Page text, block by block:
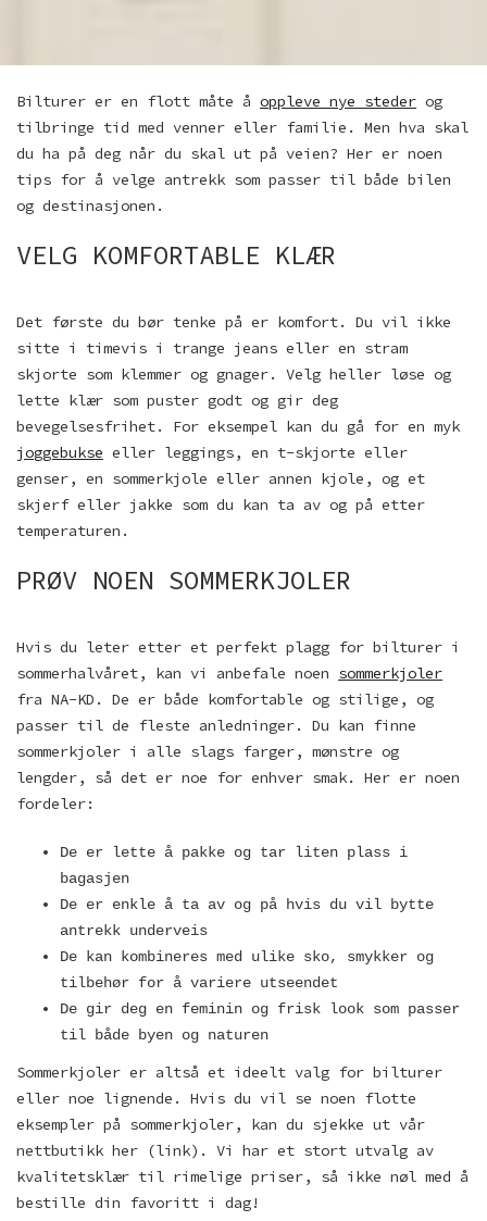
Bilturer er en flott måte å oppleve nye steder og
tilbringe tid med venner eller familie. Men hva skal
du ha på deg når du skal ut på veien? Her er noen
tips for å velge antrekk som passer til både bilen
og destinasjonen.
VELG KOMFORTABLE KLÆR
Det første du bør tenke på er komfort. Du vil ikke
sitte i timevis i trange jeans eller en stram
skjorte som klemmer og gnager. Velg heller løse og
lette klær som puster godt og gir deg
bevegelsesfrihet. For eksempel kan du gå for en myk
joggebukse eller leggings, en t-skjorte eller
genser, en sommerkjole eller annen kjole, og et
skjerf eller jakke som du kan ta av og på etter
temperaturen.
PRØV NOEN SOMMERKJOLER
Hvis du leter etter et perfekt plagg for bilturer i
sommerhalvåret, kan vi anbefale noen sommerkjoler
fra NA-KD. De er både komfortable og stilige, og
passer til de fleste anledninger. Du kan finne
sommerkjoler i alle slags farger, mønstre og
lengder, så det er noe for enhver smak. Her er noen
fordeler:
De er lette å pakke og tar liten plass i
bagasjen
De er enkle å ta av og på hvis du vil bytte
antrekk underveis
De kan kombineres med ulike sko, smykker og
tilbehør for å variere utseendet
De gir deg en feminin og frisk look som passer
til både byen og naturen
Sommerkjoler er altså et ideelt valg for bilturer
eller noe lignende. Hvis du vil se noen flotte
eksempler på sommerkjoler, kan du sjekke ut vår
nettbutikk her (link). Vi har et stort utvalg av
kvalitetsklær til rimelige priser, så ikke nøl med å
bestille din favoritt i dag!